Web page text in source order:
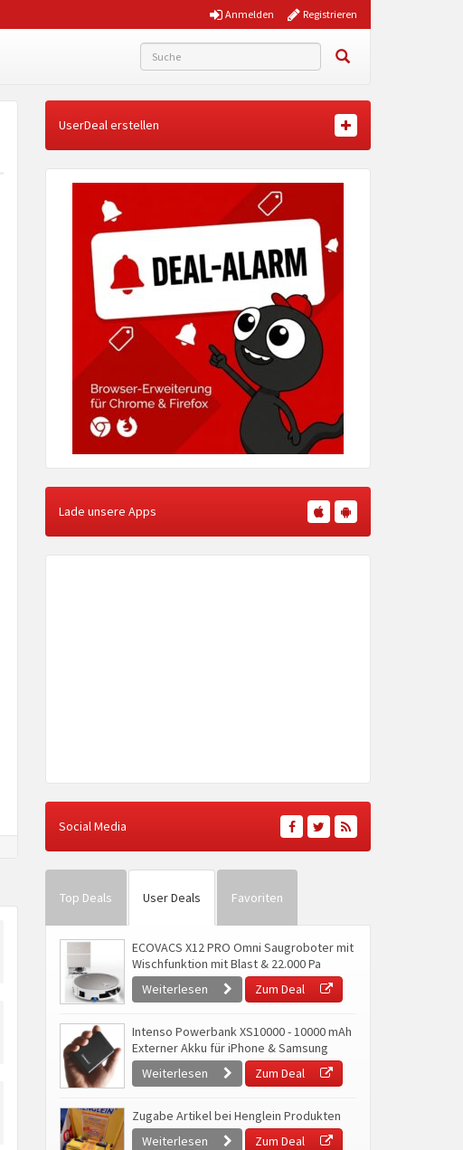
Registrieren
Anmelden
UserDeal erstellen
Lade unsere Apps
Social Media
Top Deals User Deals Favoriten
ECOVACS X12 PRO Omni Saugroboter mit
Wischfunktion mit Blast & 22.000 Pa
Weiterlesen
Zum Deal
Intenso Powerbank XS10000 - 10000 mAh
Externer Akku für iPhone & Samsung
Weiterlesen
Zum Deal
Zugabe Artikel bei Henglein Produkten
Weiterlesen
Zum Deal